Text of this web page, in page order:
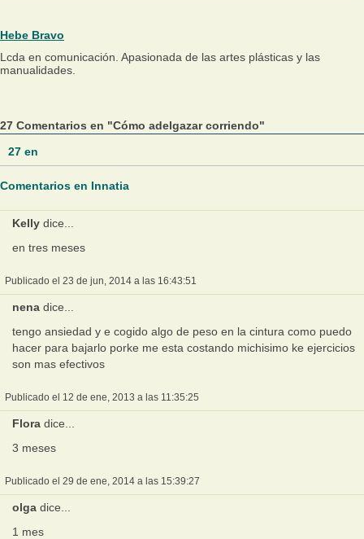
Hebe Bravo
Lcda en comunicación. Apasionada de las artes plásticas y las
manualidades.
27 Comentarios en "Cómo adelgazar corriendo"
27en
Comentarios en Innatia
Kelly dice...
en tres meses
Publicado el 23 de jun, 2014 a las 16:43:51
nena dice...
tengo ansiedad y e cogido algo de peso en la cintura como puedo
hacer para bajarlo porke me esta costando michisimo ke ejercicios
son mas efectivos
Publicado el 12 de ene, 2013 a las 11:35:25
Flora dice...
3 meses
Publicado el 29 de ene, 2014 a las 15:39:27
olga dice...
1 mes